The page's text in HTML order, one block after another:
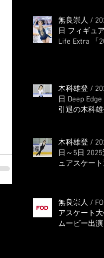
無良崇人 /
日 フィギュ
Life Extra 「
木科雄登 /
日 Deep Edge
引退の木科雄
全日本、絶
て」』
木科雄登 /
日～5日 2025
ュアスケート
無良崇人 /
アスケート
ムービー出演